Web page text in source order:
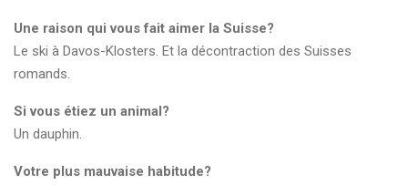
Une raison qui vous fait aimer la Suisse?
Le ski à Davos-Klosters. Et la décontraction des Suisses
romands.
Si vous étiez un animal?
Un dauphin.
Votre plus mauvaise habitude?